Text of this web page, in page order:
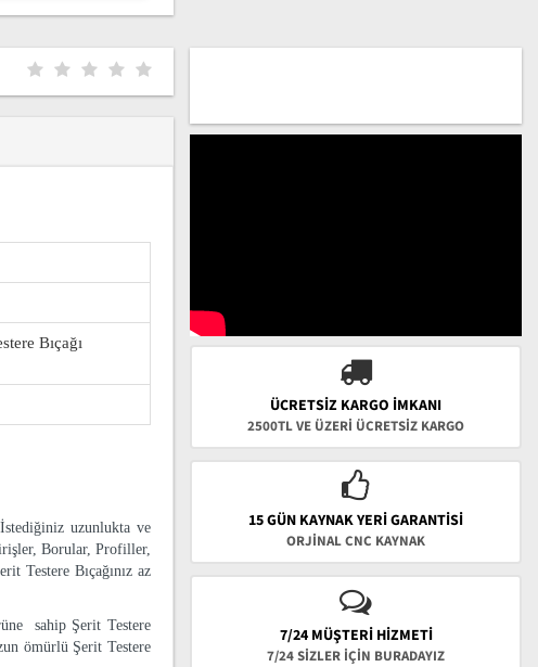
Bıçağı
İstediğiniz uzunlukta ve
Borular, Profiller,
Testere Bıçağınız az
sahip Şerit Testere
ömürlü Şerit Testere
ÜCRETSIZ KARGO İMKANI
2500TL VE ÜZERİ ÜCRETSİZ KARGO
15 GÜN KAYNAK YERI GARANTISI
ORJİNAL CNC KAYNAK
7/24 MÜŞTERİ HİZMETİ
7/24 SİZLER İÇİN BURADAYIZ